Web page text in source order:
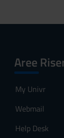
Aree
My Univr
Webmail
Help Desk